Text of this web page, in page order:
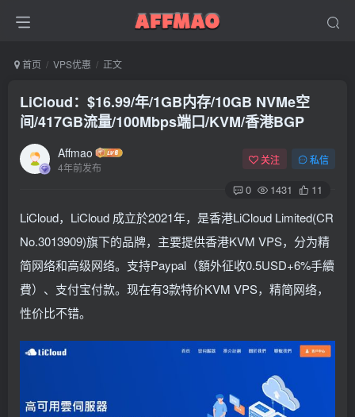
首页 VPS优惠 正文
LiCloud：$16.99/年/1GB内存/10GB NVMe空
间/417GB流量/100Mbps端口/KVM/香港BGP
Affmao
4年前发布
关注 私信
0 1431 11
LiCloud，LiCloud 成立於2021年，是香港LiCloud Limited(CR
No.3013909)旗下的品牌，主要提供香港KVM VPS，分为精
简网络和高级网络。支持Paypal（額外征收0.5USD+6%手續
費）、支付宝付款。现在有3款特价KVM VPS，精简网络，
性价比不错。